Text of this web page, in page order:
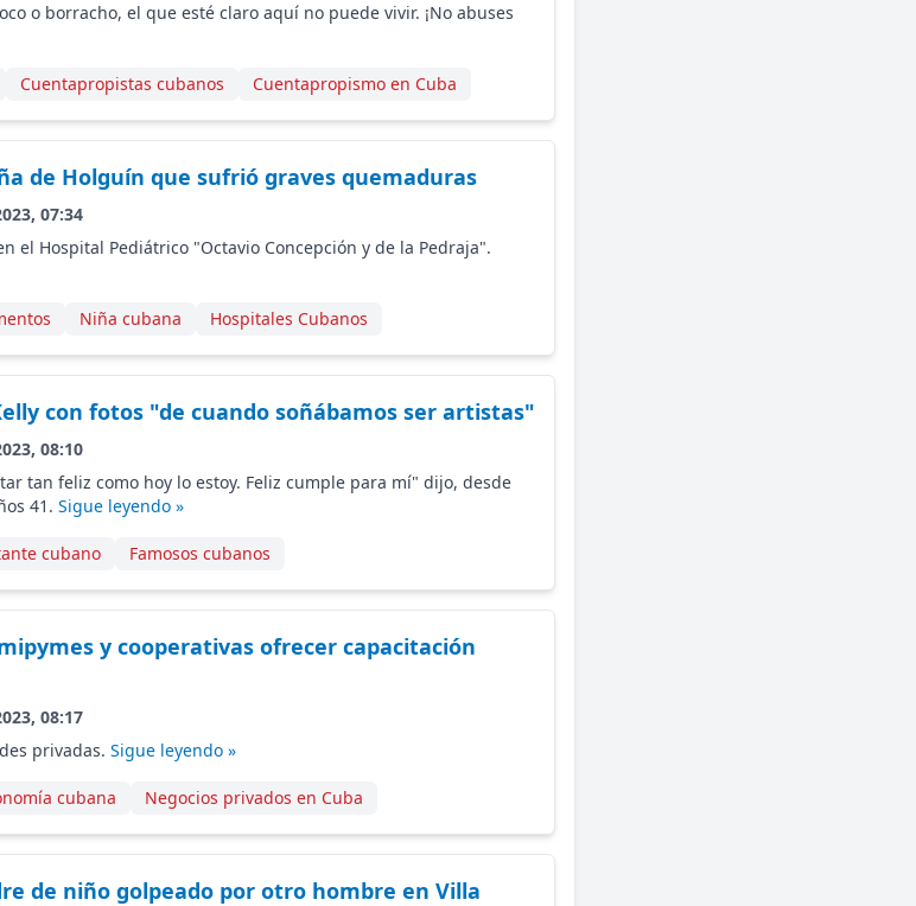
o borracho, el que esté claro aquí no puede vivir. ¡No abuses
Cuentapropistas cubanos Cuentapropismo en Cuba
de Holguín que sufrió graves quemaduras
07:34
el Hospital Pediátrico "Octavio Concepción y de la Pedraja".
Niña cubana Hospitales Cubanos
con fotos "de cuando soñábamos ser artistas"
08:10
tan feliz como hoy lo estoy. Feliz cumple para mí" dijo, desde
41. Sigue leyendo »
cubano Famosos cubanos
y cooperativas ofrecer capacitación
08:17
privadas. Sigue leyendo »
cubana Negocios privados en Cuba
de niño golpeado por otro hombre en Villa